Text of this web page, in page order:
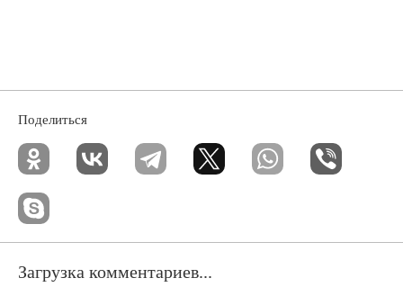
Поделиться
Загрузка комментариев...